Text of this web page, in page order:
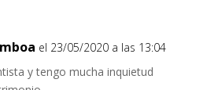
el 23/05/2020 a las 13:04
y tengo mucha inquietud